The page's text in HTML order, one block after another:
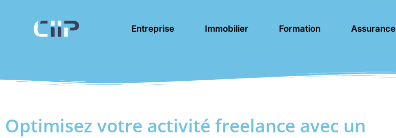
Entreprise Immobilier Formation Assurance
Optimisez votre activité freelance avec un